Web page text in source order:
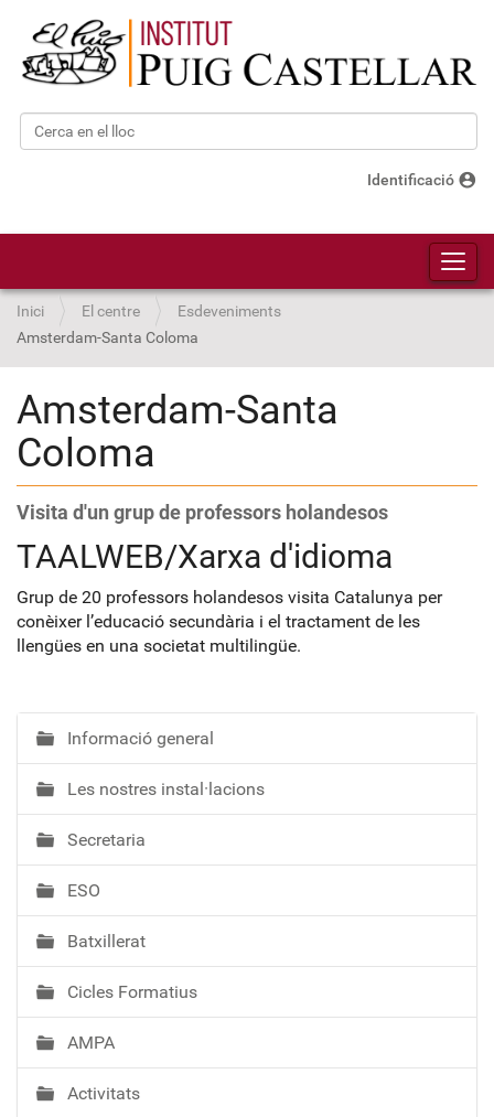
Cerca
Identificació account_circle
Inici El centre
Esdeveniments
Amsterdam-Santa Coloma
Amsterdam-Santa
Coloma
Visita d'un grup de professors holandesos
TAALWEB/Xarxa d'idioma
Grup de 20 professors holandesos visita Catalunya per
conèixer l’educació secundària i el tractament de les
llengües en una societat multilingüe.
N
a
v
e
g
a
c
ó
Informació general
Les nostres instal·lacions
Secretaria
ESO
Batxillerat
Cicles Formatius
AMPA
Activitats